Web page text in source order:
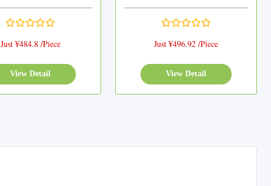
Just ¥484.8 /Piece
View Detail
Just ¥496.92 /Piece
View Detail